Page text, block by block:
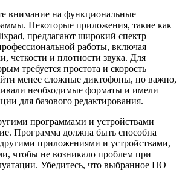
внимание на функциональные
Некоторые приложения, такие как
предлагают широкий спектр
работы, включая
четкости и плотности звука. Для
требуется простота и скорость
менее сложные диктофоны, но важно,
необходимые форматы и имели
для базового редактирования.
программами и устройствами
Программа должна быть способна
другими приложениями и устройствами,
чтобы не возникало проблем при
Убедитесь, что выбранное ПО